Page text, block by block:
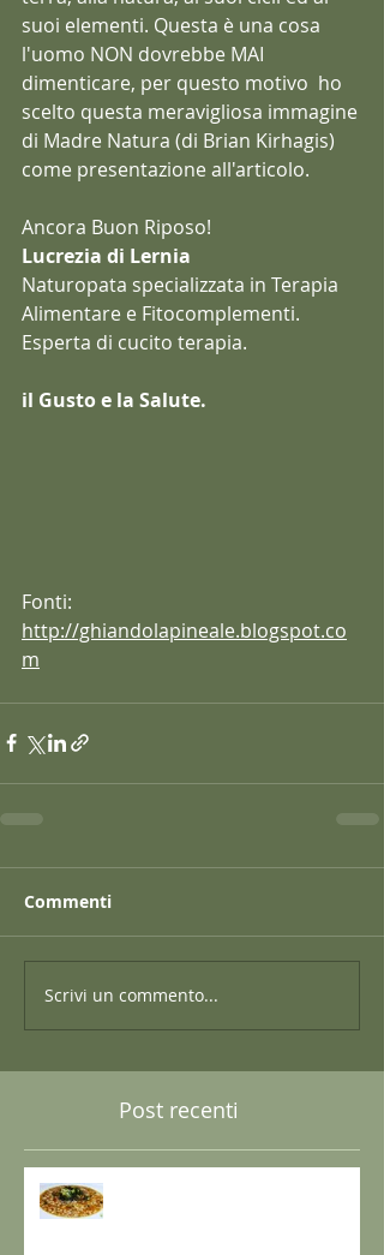
suoi elementi. Questa è una cosa
l'uomo NON dovrebbe MAI
dimenticare, per questo motivo  ho
scelto questa meravigliosa immagine
di Madre Natura (di Brian Kirhagis)
come presentazione all'articolo.
Ancora Buon Riposo!
Lucrezia di Lernia
Naturopata specializzata in Terapia
Alimentare e Fitocomplementi.
Esperta di cucito terapia.
il Gusto e la Salute.
Fonti:
http://ghiandolapineale.blogspot.co
m
Commenti
Scrivi un commento...
Post recenti